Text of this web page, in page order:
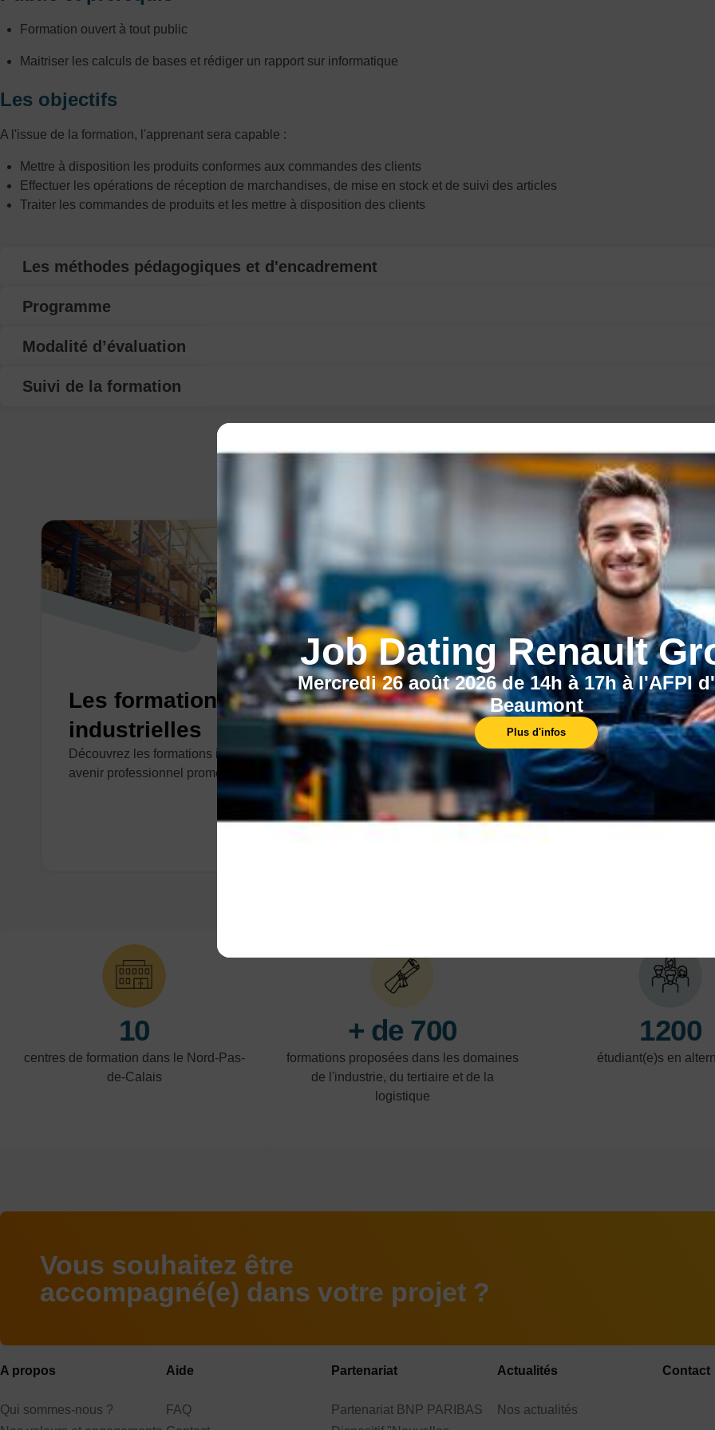
Job Dating Renault
Mercredi 26 août 2026 de 14h à 17h à l'AFPI
Beaumont
Plus d'infos
Formation ouvert à tout public
Maitriser les calculs de bases et rédiger un rapport sur informatique
Les objectifs
A l'issue de la formation, l'apprenant sera capable :
Mettre à disposition les produits conformes aux commandes des clients
Effectuer les opérations de réception de marchandises, de mise en stock et de suivi des articles
Traiter les commandes de produits et les mettre à disposition des clients
Les méthodes pédagogiques et d'encadrement
Programme
Modalité d’évaluation
Suivi de la formation
CECI POURRAIT VOUS INTÉRESSER :
Les formations
industrielles
Découvrez les formations industrielles pour un
avenir professionnel prometteur !
Action de formation
préalable au
recrutement
L'AFPR est un programme visant à faciliter la
transition des demandeurs d'emploi vers le
marché du travail.
10
centres de formation dans le Nord-Pas-
de-Calais
+ de 700
formations proposées dans les domaines
de l'industrie, du tertiaire et de la
logistique
1200
étudiant(e)s en
Vous souhaitez être
accompagné(e) dans votre projet ?
A propos
Qui sommes-nous ?
Aide
FAQ
Partenariat
Partenariat BNP PARIBAS
Actualités
Nos actualités
Contact